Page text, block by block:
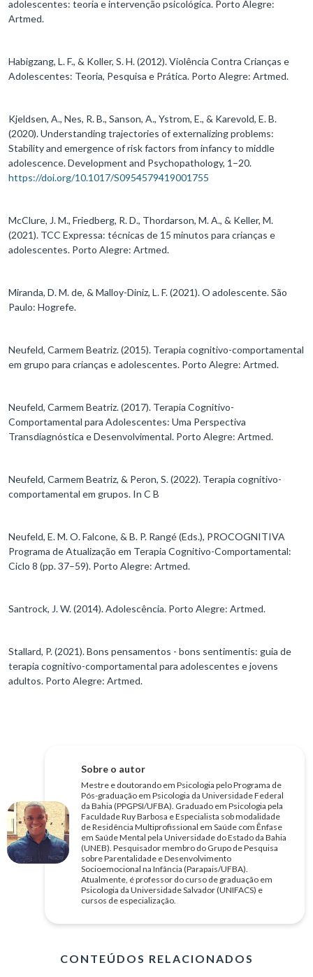
adolescentes: teoria e intervenção psicológica. Porto Alegre:
Artmed.
Habigzang, L. F., & Koller, S. H. (2012). Violência Contra Crianças e
Adolescentes: Teoria, Pesquisa e Prática. Porto Alegre: Artmed.
Kjeldsen, A., Nes, R. B., Sanson, A., Ystrom, E., & Karevold, E. B.
(2020). Understanding trajectories of externalizing problems:
Stability and emergence of risk factors from infancy to middle
adolescence. Development and Psychopathology, 1–20.
https://doi.org/10.1017/S0954579419001755
McClure, J. M., Friedberg, R. D., Thordarson, M. A., & Keller, M.
(2021). TCC Expressa: técnicas de 15 minutos para crianças e
adolescentes. Porto Alegre: Artmed.
Miranda, D. M. de, & Malloy-Diniz, L. F. (2021). O adolescente. São
Paulo: Hogrefe.
Neufeld, Carmem Beatriz. (2015). Terapia cognitivo-comportamental
em grupo para crianças e adolescentes. Porto Alegre: Artmed.
Neufeld, Carmem Beatriz. (2017). Terapia Cognitivo-
Comportamental para Adolescentes: Uma Perspectiva
Transdiagnóstica e Desenvolvimental. Porto Alegre: Artmed.
Neufeld, Carmem Beatriz, & Peron, S. (2022). Terapia cognitivo-
comportamental em grupos. In C B
Neufeld, E. M. O. Falcone, & B. P. Rangé (Eds.), PROCOGNITIVA
Programa de Atualização em Terapia Cognitivo-Comportamental:
Ciclo 8 (pp. 37–59). Porto Alegre: Artmed.
Santrock, J. W. (2014). Adolescência. Porto Alegre: Artmed.
Stallard, P. (2021). Bons pensamentos - bons sentimentis: guia de
terapia cognitivo-comportamental para adolescentes e jovens
adultos. Porto Alegre: Artmed.
Sobre o autor
Mestre e doutorando em Psicologia pelo Programa de
Pós-graduação em Psicologia da Universidade Federal
da Bahia (PPGPSI/UFBA). Graduado em Psicologia pela
Faculdade Ruy Barbosa e Especialista sob modalidade
de Residência Multiprofissional em Saúde com Ênfase
em Saúde Mental pela Universidade do Estado da Bahia
(UNEB). Pesquisador membro do Grupo de Pesquisa
sobre Parentalidade e Desenvolvimento
Socioemocional na Infância (Parapais/UFBA).
Atualmente, é professor do curso de graduação em
Psicologia da Universidade Salvador (UNIFACS) e
cursos de especialização.
CONTEÚDOS RELACIONADOS